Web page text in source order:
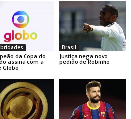
da Copa do
assina com a
Globo
Brasil
Justiça nega novo
pedido de Robinho